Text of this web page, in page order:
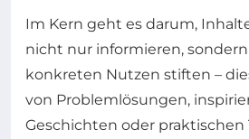
Im Kern geht es darum,
nicht nur informieren,
konkreten Nutzen stiften –
von Problemlösungen,
Geschichten oder praktischen